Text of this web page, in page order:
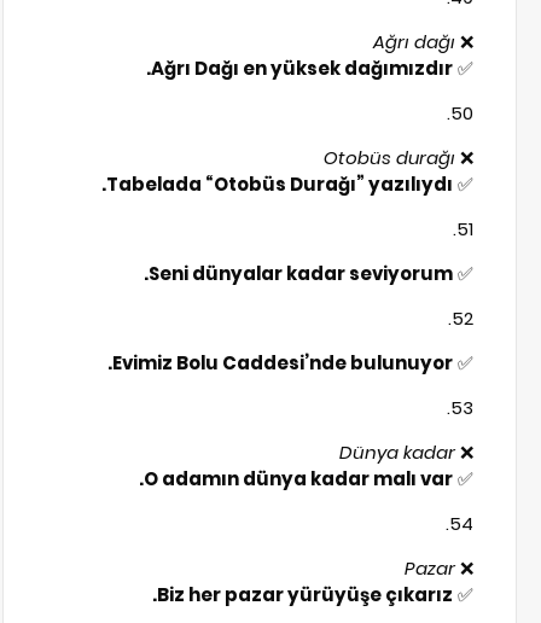
❌
Ağrı dağı
✅
Ağrı Dağı en yüksek dağımızdır.
❌
Otobüs durağı
✅
Tabelada “Otobüs Durağı” yazılıydı.
✅
Seni dünyalar kadar seviyorum.
✅
Evimiz Bolu Caddesi’nde bulunuyor.
❌
Dünya kadar
✅
O adamın dünya kadar malı var.
❌
Pazar
✅
Biz her pazar yürüyüşe çıkarız.